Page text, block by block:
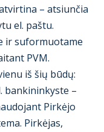
– atsiunčia
el. paštu.
ir suformuotame
PVM.
iš šių būdų:
bankininkyste –
Pirkėjo
Pirkėjas,